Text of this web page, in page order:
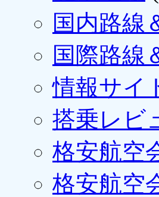
国内路線
国際路線
情報サイ
搭乗レビ
格安航空
格安航空